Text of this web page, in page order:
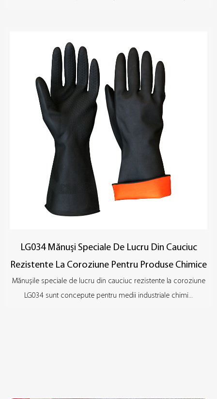
LG034 Mănuși Speciale De Lucru Din Cauciuc
Rezistente La Coroziune Pentru Produse Chimice
Mănușile speciale de lucru din cauciuc rezistente la coroziune
LG034 sunt concepute pentru medii industriale chimi...